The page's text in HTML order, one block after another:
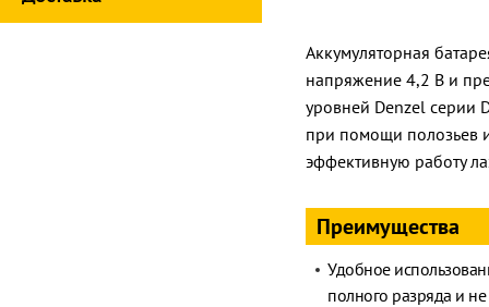
Аккумуляторная
напряжение 4,2 В и
уровней Denzel серии
при помощи полозьев
эффективную работу
Преимущества
Удобное
полного разряда и